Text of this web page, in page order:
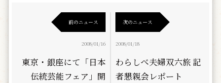
前のニュース
2008/01/16
東京・銀座にて「日本
伝統芸能フェア」開
次のニュース
2008/01/18
わらしべ夫婦双六旅 記
者懇親会レポート